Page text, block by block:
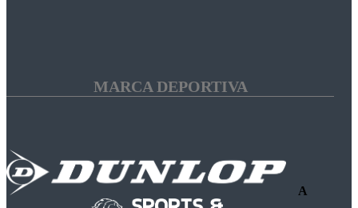
MARCA DEPORTIVA
A